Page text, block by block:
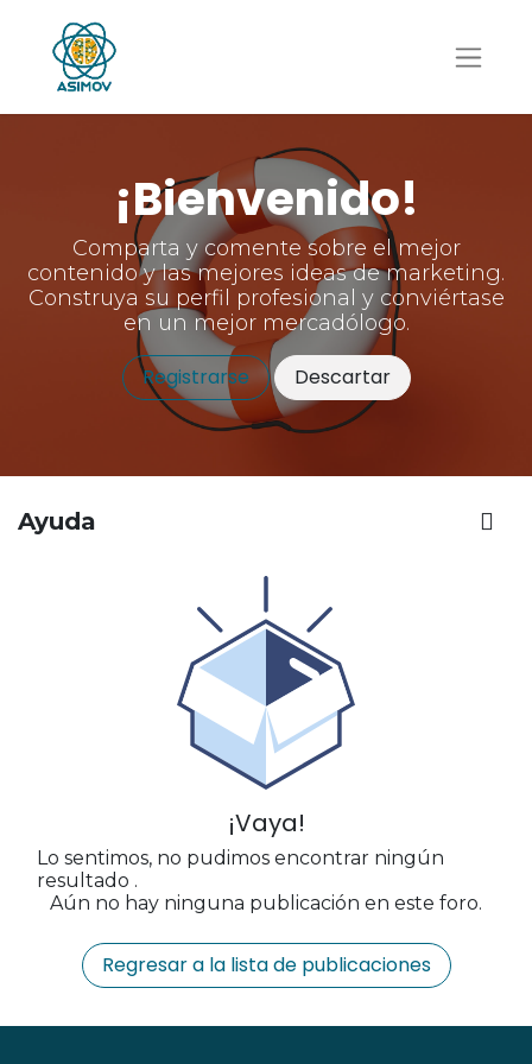
¡Bienvenido!
Comparta y comente sobre el mejor
contenido y las mejores ideas de marketing.
Construya su perfil profesional y conviértase
en un mejor mercadólogo.
Registrarse Descartar
Ayuda
¡Vaya!
Lo sentimos, no pudimos encontrar ningún
resultado .
Aún no hay ninguna publicación en este foro.
Regresar a la lista de publicaciones